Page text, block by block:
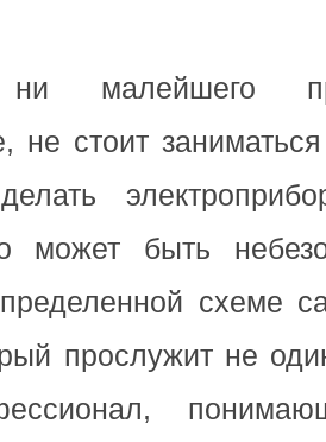
малейшего
не стоит
может быть
схеме
прослужит не